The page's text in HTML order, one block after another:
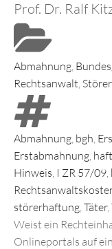
Prof. Dr. Ralf
Abmahnung,
Rechtsanwalt,
Abmahnung, bgh,
Erstabmahnung,
Hinweis, I ZR 57/09,
störerhaftung,Täter,
Weist ein
Onlineportals auf